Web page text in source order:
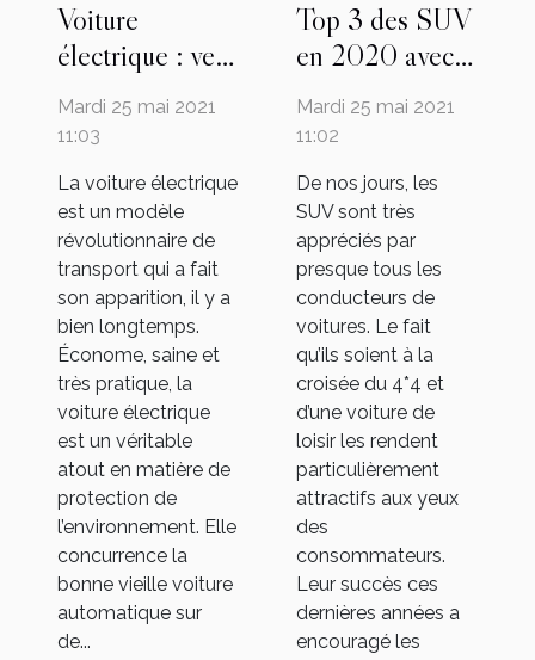
Voiture
électrique : vers
une conquête
entière du
l’automobile
Mardi 25 mai 2021
11:03
La voiture électrique
est un modèle
révolutionnaire de
transport qui a fait
son apparition, il y a
bien longtemps.
Économe, saine et
très pratique, la
voiture électrique
est un véritable
atout en matière de
protection de
l’environnement. Elle
concurrence la
bonne vieille voiture
automatique sur
de...
Top 3 des SUV
en 2020 avec
un rapport
qualité-prix
Mardi 25 mai 2021
11:02
De nos jours, les
SUV sont très
appréciés par
presque tous les
conducteurs de
voitures. Le fait
qu’ils soient à la
croisée du 4*4 et
d’une voiture de
loisir les rendent
particulièrement
attractifs aux yeux
des
consommateurs.
Leur succès ces
dernières années a
encouragé les